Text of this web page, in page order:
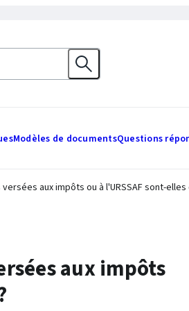
Modèles de documentsQuestions
aux impôts ou à l'URSSAF sont-
aux impôts